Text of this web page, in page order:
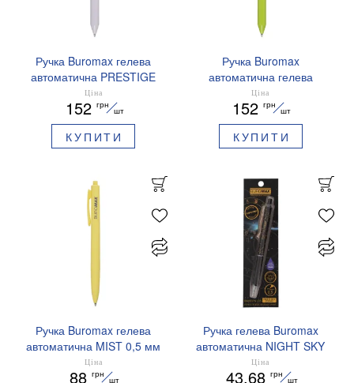
Ручка Buromax гелева
автоматична PRESTIGE
SILVER 0,5 мм сині
чорнила BM.83102
Ціна
152 грн
шт
КУПИТИ
Ручка Buromax
автоматична гелева
PRESTIGE GOLD 0,5 мм
сині чорнила BM.83101
Ціна
152 грн
шт
КУПИТИ
Ручка Buromax гелева
автоматична MIST 0,5 мм
сині чорнила BM.83103
Ціна
88 грн
шт
Ручка гелева Buromax
автоматична NIGHT SKY
ZODIAC 0.5 мм
ароматизований грип синє
Ціна
43.68 грн
шт